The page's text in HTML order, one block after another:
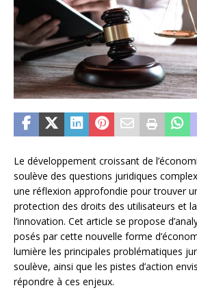
Le développement croissant de
soulève des questions juridiques
une réflexion approfondie pour trouver
protection des droits des utilisateurs et
l’innovation. Cet article se propose
posés par cette nouvelle forme
lumière les principales problématiques
soulève, ainsi que les pistes d’action
répondre à ces enjeux.